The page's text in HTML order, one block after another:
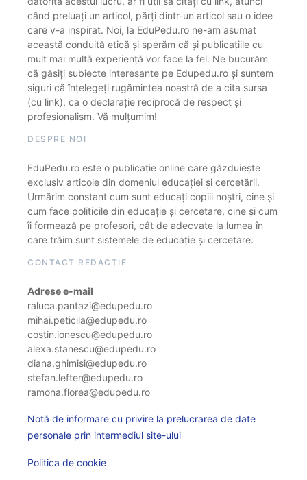
când preluați un articol, părți dintr-un articol sau o idee
care v-a inspirat. Noi, la EduPedu.ro ne-am asumat
această conduită etică și sperăm că și publicațiile cu
mult mai multă experiență vor face la fel. Ne bucurăm
că găsiți subiecte interesante pe Edupedu.ro și suntem
siguri că înțelegeți rugămintea noastră de a cita sursa
(cu link), ca o declarație reciprocă de respect și
profesionalism. Vă mulțumim!
DESPRE NOI
EduPedu.ro este o publicație online care găzduiește
exclusiv articole din domeniul educației și cercetării.
Urmărim constant cum sunt educați copiii noștri, cine și
cum face politicile din educație și cercetare, cine și cum
îi formează pe profesori, cât de adecvate la lumea în
care trăim sunt sistemele de educație și cercetare.
CONTACT REDACȚIE
Adrese e-mail
raluca.pantazi@edupedu.ro
mihai.peticila@edupedu.ro
costin.ionescu@edupedu.ro
alexa.stanescu@edupedu.ro
diana.ghimisi@edupedu.ro
stefan.lefter@edupedu.ro
ramona.florea@edupedu.ro
Notă de informare cu privire la prelucrarea de date
personale prin intermediul site-ului
Politica de cookie